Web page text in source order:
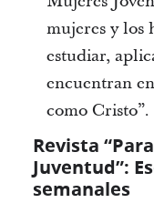
mujeres y los
estudiar,
encuentran
como Cristo”.
Revista
Juventud”:
semanales